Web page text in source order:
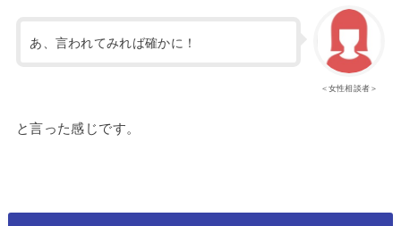
＜女性相談者＞
あ、言われてみれば確かに！
と言った感じです。